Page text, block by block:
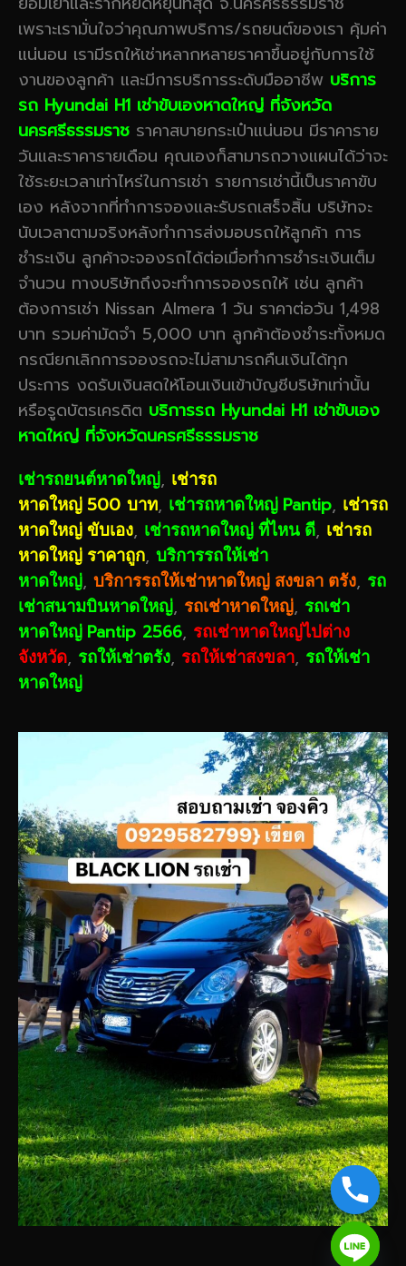
เพราะเรามั่นใจว่าคุณภาพบริการ/รถยนต์ของเรา คุ้มค่า
แน่นอน เรามีรถให้เช่าหลากหลายราคาขึ้นอยู่กับการใช้
งานของลูกค้า และมีการบริการระดับมืออาชีพ บริการ
รถ Hyundai H1 เช่าขับเองหาดใหญ่ ที่จังหวัด
นครศรีธรรมราช ราคาสบายกระเป๋าแน่นอน มีราคาราย
วันและราคารายเดือน คุณเองก็สามารถวางแผนได้ว่าจะ
ใช้ระยะเวลาเท่าไหร่ในการเช่า รายการเช่านี้เป็นราคาขับ
เอง หลังจากที่ทำการจองและรับรถเสร็จสิ้น บริษัทจะ
นับเวลาตามจริงหลังทำการส่งมอบรถให้ลูกค้า การ
ชำระเงิน ลูกค้าจะจองรถได้ต่อเมื่อทำการชำระเงินเต็ม
จำนวน ทางบริษัทถึงจะทำการจองรถให้ เช่น ลูกค้า
ต้องการเช่า Nissan Almera 1 วัน ราคาต่อวัน 1,498
บาท รวมค่ามัดจำ 5,000 บาท ลูกค้าต้องชำระทั้งหมด
กรณียกเลิกการจองรถจะไม่สามารถคืนเงินได้ทุก
ประการ งดรับเงินสดให้โอนเงินเข้าบัญชีบริษัทเท่านั้น
หรือรูดบัตรเครดิต บริการรถ Hyundai H1 เช่าขับเอง
หาดใหญ่ ที่จังหวัดนครศรีธรรมราช
เช่ารถยนต์หาดใหญ่, เช่ารถ
หาดใหญ่ 500 บาท, เช่ารถหาดใหญ่ Pantip, เช่ารถ
หาดใหญ่ ขับเอง, เช่ารถหาดใหญ่ ที่ไหน ดี, เช่ารถ
หาดใหญ่ ราคาถูก, บริการรถให้เช่า
หาดใหญ่, บริการรถให้เช่าหาดใหญ่ สงขลา ตรัง, รถ
เช่าสนามบินหาดใหญ่, รถเช่าหาดใหญ่, รถเช่า
หาดใหญ่ Pantip 2566, รถเช่าหาดใหญ่ไปต่าง
จังหวัด, รถให้เช่าตรัง, รถให้เช่าสงขลา, รถให้เช่า
หาดใหญ่